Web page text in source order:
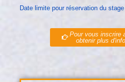
Date limite pour réservation du
Pour vous inscrire
obtenir plus